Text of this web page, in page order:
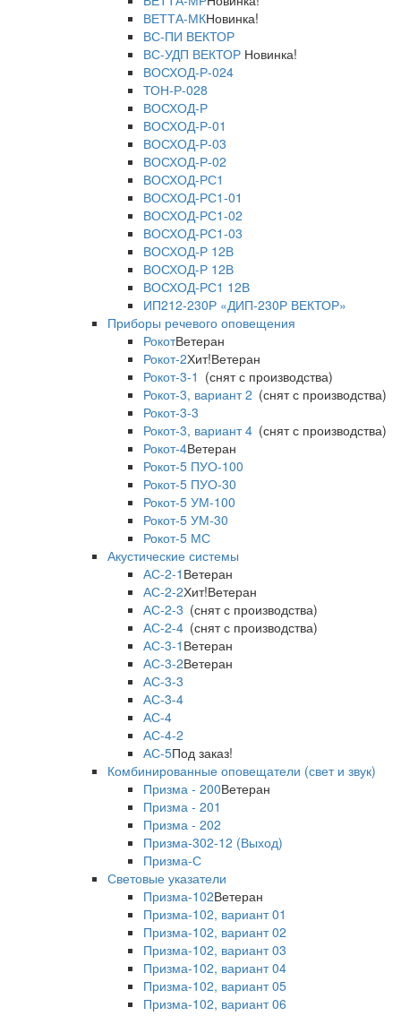
ВЕТТА-МКНовинка!
ВС-ПИ ВЕКТОР
ВС-УДП ВЕКТОР Новинка!
ВОСХОД-Р-024
ТОН-Р-028
ВОСХОД-Р
ВОСХОД-Р-01
ВОСХОД-Р-03
ВОСХОД-Р-02
ВОСХОД-РС1
ВОСХОД-РС1-01
ВОСХОД-РС1-02
ВОСХОД-РС1-03
ВОСХОД-Р 12В
ВОСХОД-Р 12В
ВОСХОД-РС1 12В
ИП212-230Р «ДИП-230Р ВЕКТОР»
Приборы речевого оповещения
РокотВетеран
Рокот-2Хит!Ветеран
Рокот-3-1 (снят с производства)
Рокот-3, вариант 2 (снят с производства)
Рокот-3-3
Рокот-3, вариант 4 (снят с производства)
Рокот-4Ветеран
Рокот-5 ПУО-100
Рокот-5 ПУО-30
Рокот-5 УМ-100
Рокот-5 УМ-30
Рокот-5 МС
Акустические системы
АС-2-1 Ветеран
АС-2-2Хит!Ветеран
АС-2-3 (снят с производства)
АС-2-4 (снят с производства)
АС-3-1 Ветеран
АС-3-2Ветеран
АС-3-3
АС-3-4
АС-4
АС-4-2
АС-5Под заказ!
Комбинированные оповещатели (свет и звук)
Призма - 200Ветеран
Призма - 201
Призма - 202
Призма-302-12 (Выход)
Призма-С
Световые указатели
Призма-102Ветеран
Призма-102, вариант 01
Призма-102, вариант 02
Призма-102, вариант 03
Призма-102, вариант 04
Призма-102, вариант 05
Призма-102, вариант 06